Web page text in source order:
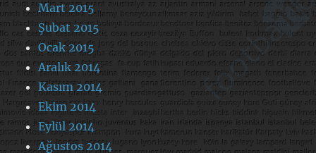
Mart 2015
Şubat 2015
Ocak 2015
Aralık 2014
Kasım 2014
Ekim 2014
Eylül 2014
Ağustos 2014